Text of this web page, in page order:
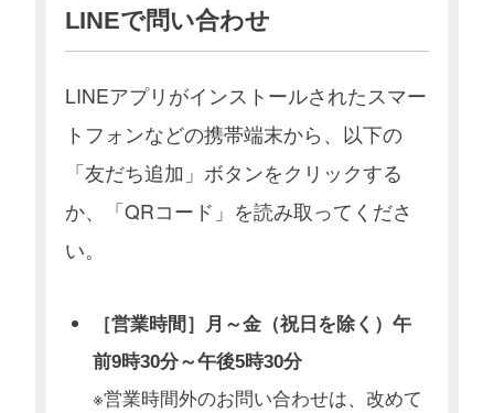
LINEで問い合わせ
LINEアプリがインストールされたスマー
トフォンなどの携帯端末から、以下の
「友だち追加」ボタンをクリックする
か、「QRコード」を読み取ってくださ
い。
［営業時間］月～金（祝日を除く）午
前9時30分～午後5時30分
※営業時間外のお問い合わせは、改めて